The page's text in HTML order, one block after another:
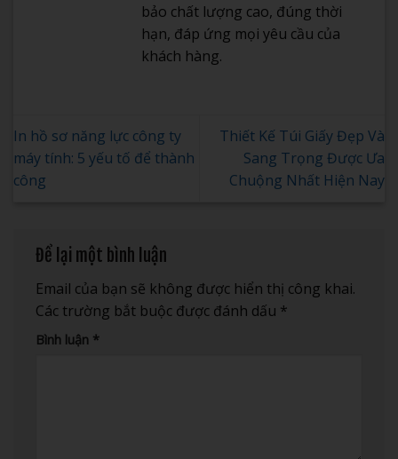
bảo chất lượng cao, đúng thời
hạn, đáp ứng mọi yêu cầu của
khách hàng.
In hồ sơ năng lực công ty
máy tính: 5 yếu tố để thành
công
Thiết Kế Túi Giấy Đẹp Và
Sang Trọng Được Ưa
Chuộng Nhất Hiện Nay
Để lại một bình luận
Email của bạn sẽ không được hiển thị công khai.
Các trường bắt buộc được đánh dấu *
Bình luận *